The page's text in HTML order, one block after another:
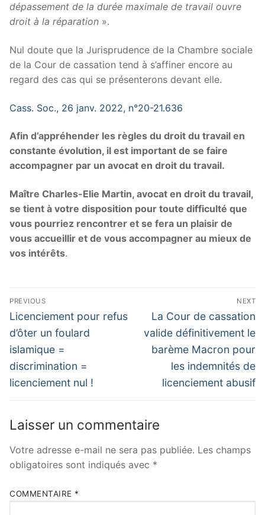
dépassement de la durée maximale de travail ouvre
droit à la réparation ».
Nul doute que la Jurisprudence de la Chambre sociale
de la Cour de cassation tend à s’affiner encore au
regard des cas qui se présenterons devant elle.
Cass. Soc., 26 janv. 2022, n°20-21.636
Afin d’appréhender les règles du droit du travail en
constante évolution, il est important de se faire
accompagner par un avocat en droit du travail.
Maître Charles-Elie Martin, avocat en droit du travail,
se tient à votre disposition pour toute difficulté que
vous pourriez rencontrer et se fera un plaisir de
vous accueillir et de vous accompagner au mieux de
vos intérêts.
PREVIOUS
Licenciement pour refus
d’ôter un foulard
islamique =
discrimination =
licenciement nul !
NEXT
La Cour de cassation
valide définitivement le
barème Macron pour
les indemnités de
licenciement abusif
Laisser un commentaire
Votre adresse e-mail ne sera pas publiée. Les champs
obligatoires sont indiqués avec *
COMMENTAIRE *